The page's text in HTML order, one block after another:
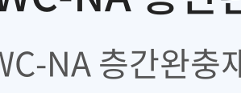
NA 층간완충